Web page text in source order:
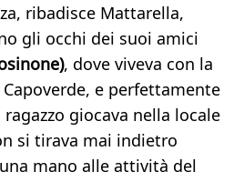
ribadisce Mattarella,
gli occhi dei suoi amici
, dove viveva con la
e perfettamente
giocava nella locale
si tirava mai indietro
mano alle attività del